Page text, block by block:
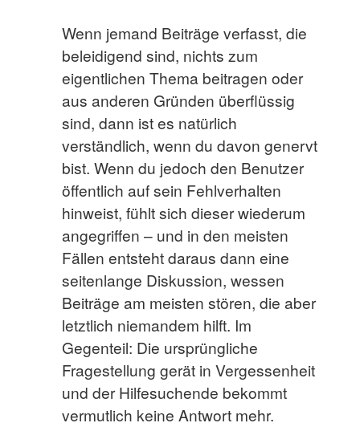
Wenn jemand Beiträge verfasst, die
beleidigend sind, nichts zum
eigentlichen Thema beitragen oder
aus anderen Gründen überflüssig
sind, dann ist es natürlich
verständlich, wenn du davon genervt
bist. Wenn du jedoch den Benutzer
öffentlich auf sein Fehlverhalten
hinweist, fühlt sich dieser wiederum
angegriffen – und in den meisten
Fällen entsteht daraus dann eine
seitenlange Diskussion, wessen
Beiträge am meisten stören, die aber
letztlich niemandem hilft. Im
Gegenteil: Die ursprüngliche
Fragestellung gerät in Vergessenheit
und der Hilfesuchende bekommt
vermutlich keine Antwort mehr.